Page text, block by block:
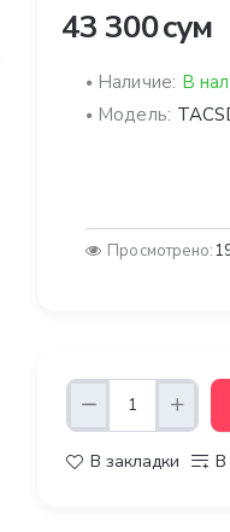
43 300 сум
Наличие: В
Модель:
Просмотрено:
В закладки В